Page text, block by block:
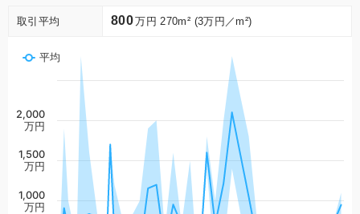
取引平均 800万円 270m² (3万円／m²)
平均
1,000
万円
1,500
万円
2,000
万円